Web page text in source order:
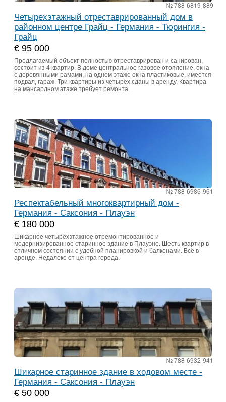
№ 788-6819-889
Четырехэтажный отреставрированный дом в
районном центре Грайц - Германия - Тюрингия -
Грайц
€ 95 000
Предлагаемый объект полностью отреставрирован и санирован,
состоит из 4 квартир. В доме центральное газовое отопление, окна
с деревянными рамами, на одном этаже окна пластиковые, имеется
подвал, гараж. Три квартиры из четырёх сданы в аренду. Квартира
на мансардном этаже требует ремонта.
№ 788-6986-961
Респектабельный многоквартирный дом -
Германия - Саксония - Плауэн
€ 180 000
Шикарное четырёхэтажное отремонтированное и
модернизированное старинное здание в Плауэне. Шесть квартир в
отличном состоянии с удобной планировкой и балконами. Всё в
аренде. Недалеко от центра города.
№ 788-6932-941
Шикарное старинное здание в ходовом месте -
Германия - Саксония - Плауэн
€ 50 000